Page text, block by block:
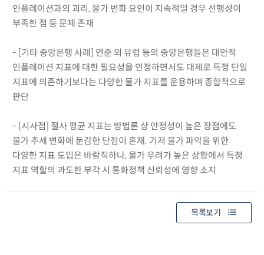
인플레이션과의 괴리, 물가 변화 요인이 지속적일 경우 선행성이
부족한 점 등 문제 존재
- [기타 중앙은행 사례] 연준 외 유럽 등의 중앙은행들은 대안적
인플레이션 지표에 대한 필요성을 인정하면서도 대체로 특정 단일
지표에 의존하기보다는 다양한 물가 지표를 운용하며 종합적으로
판단
- [시사점] 절사 평균 지표는 방법론 상 안정성이 높은 장점에도
물가 추세 변화에 둔감한 단점이 혼재. 기저 물가 파악을 위한
다양한 지표 도입은 바람직하나, 물가 우려가 높은 상황에서 특정
지표 역할의 과도한 부각 시 통화정책 신뢰성에 영향 소지
목록보기